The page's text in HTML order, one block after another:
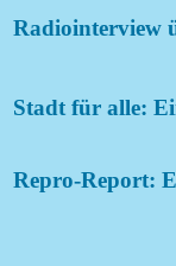
Radiointerview
Stadt für alle:
Repro-Report: